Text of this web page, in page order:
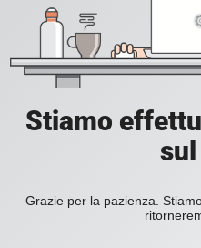
Stiamo
Grazie per la pazienza.